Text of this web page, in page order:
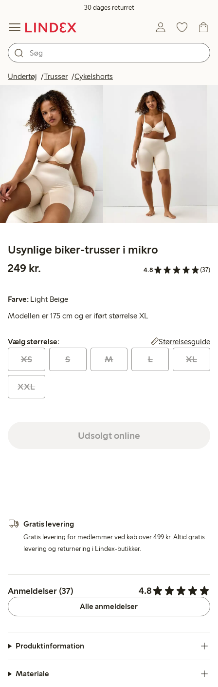
30 dages returret
Undertøj Trusser Cykelshorts
Usynlige biker-trusser i mikro
249 kr.
4.8 (37)
Farve: Light Beige
Modellen er 175 cm og er iført størrelse XL
Vælg størrelse:
Vælg størrelse: Størrelsesguide
XS S M L XL
XXL
Udsolgt online
Gratis levering
Gratis levering for medlemmer ved køb over 499 kr. Altid gratis
levering og returnering i Lindex-butikker.
Anmeldelser (37) 4.8
Alle anmeldelser
Produktinformation
Materiale